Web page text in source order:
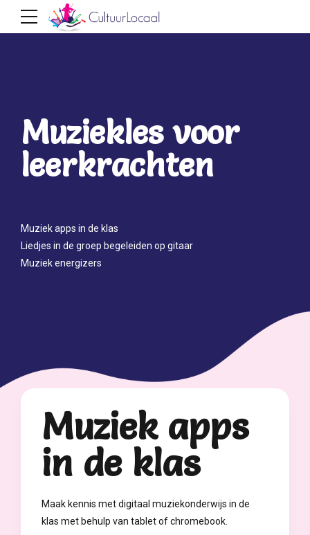
Muziekles voor
leerkrachten
Muziek apps in de klas
Liedjes in de groep begeleiden op gitaar
Muziek energizers
Muziek apps
in de klas
Maak kennis met digitaal muziekonderwijs in de
klas met behulp van tablet of chromebook.